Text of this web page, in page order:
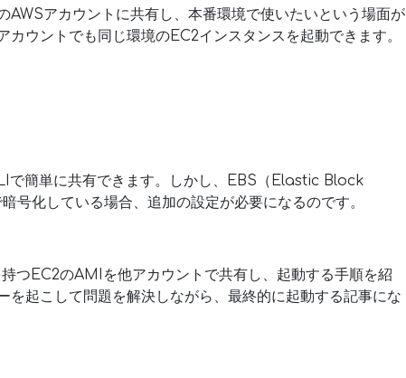
アカウントに共有し、本番環境で使いたいという場面が
ウントでも同じ環境のEC2インスタンスを起動できます。
で簡単に共有できます。しかし、EBS（Elastic Block
している場合、追加の設定が必要になるのです。
つEC2のAMIを他アカウントで共有し、起動する手順を紹
起こして問題を解決しながら、最終的に起動する記事にな